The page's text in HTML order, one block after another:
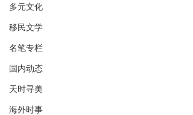
多元文化
移民文学
名笔专栏
国内动态
天时寻美
海外时事